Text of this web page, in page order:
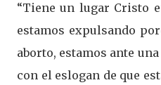
“Tiene un lugar Cristo
estamos expulsando
aborto, estamos ante
con el eslogan de que